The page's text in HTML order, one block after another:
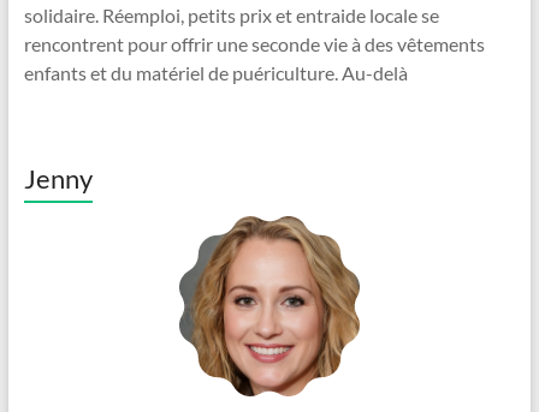
solidaire. Réemploi, petits prix et entraide locale se
rencontrent pour offrir une seconde vie à des vêtements
enfants et du matériel de puériculture. Au-delà
Jenny